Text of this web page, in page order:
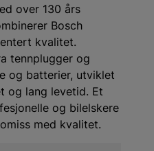
over 130 års
Bosch
kvalitet.
tennplugger og
og batterier, utviklet
og lang levetid. Et
og bilelskere
med kvalitet.